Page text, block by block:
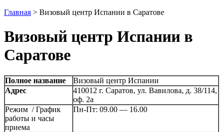
Главная > Визовый центр Испании в Саратове
Визовый центр Испании в
Саратове
Полное название
Визовый центр Испании
Адрес
410012 г. Саратов, ул. Вавилова, д. 38/114,
оф. 2а
Режим / График
работы и часы
приема
Пн-Пт: 09.00 — 16.00